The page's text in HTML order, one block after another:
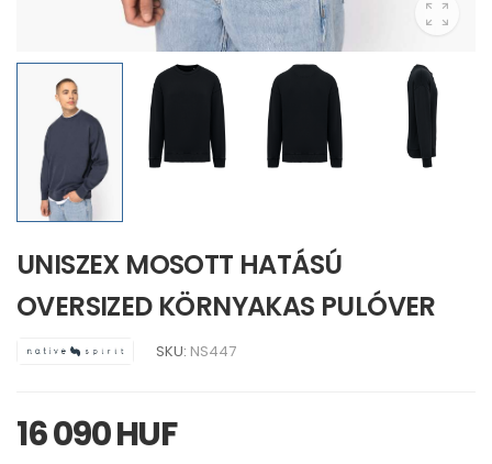
UNISZEX MOSOTT HATÁSÚ
OVERSIZED KÖRNYAKAS PULÓVER
SKU: NS447
16 090 HUF